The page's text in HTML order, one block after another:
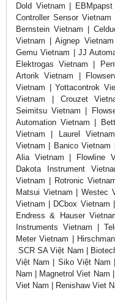
Dold Vietnam |
Controller Sensor
Bernstein Vietnam |
Vietnam | Aignep
Gemu Vietnam | JJ
Elektrogas Vietnam |
Artorik Vietnam |
Vietnam | Yottacontrok
Vietnam | Crouzet
Seimitsu Vietnam |
Automation Vietnam |
Vietnam | Laurel
Vietnam | Banico Vietnam
Alia Vietnam | Flowline
Dakota Instrument
Vietnam | Rotronic
Matsui Vietnam | Westec
Vietnam | DCbox Vietnam
Endress & Hauser
Instruments Vietnam |
Meter Vietnam |
SCR SA Việt Nam |
Việt Nam | Siko Việt Nam
Nam | Magnetrol Viet
Viet Nam | Renishaw Viet